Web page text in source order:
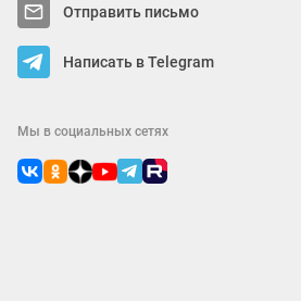
Отправить письмо
Написать в Telegram
Мы в социальных сетях